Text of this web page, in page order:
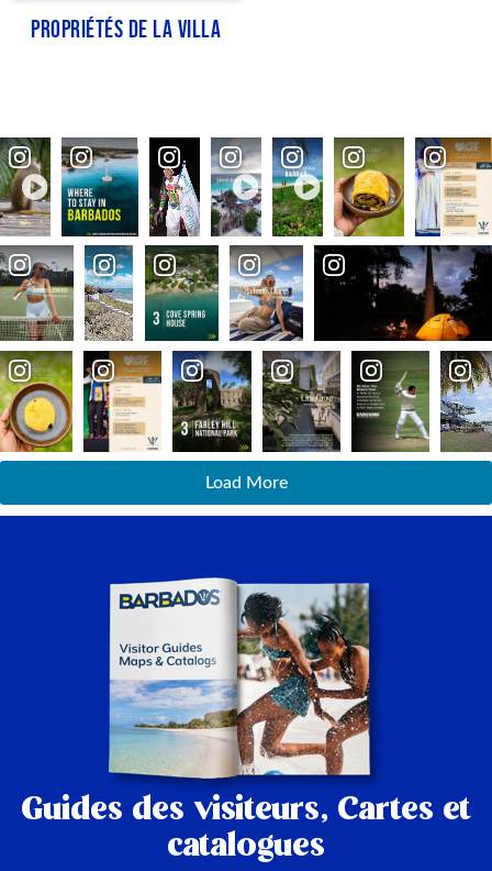
Propriétés de la villa
Load More
Guides des visiteurs, Cartes et
catalogues